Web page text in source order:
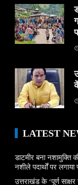
LATEST
डाटमीर बना नशामुक्ति
नशीले पदार्थों पर लगाया
उत्तराखंड के ‘पूर्ण